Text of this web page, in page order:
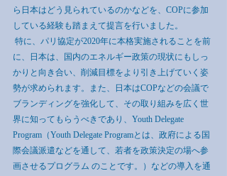
ら日本はどう見られているのかなどを、COPに参加
している経験も踏まえて提言を行いました。
に、日本は、国内のエネルギー政策の現状にもしっ
かりと向き合い、削減目標をより引き上げていく姿
勢が求められます。また、日本はCOPなどの会議で
ブランディングを強化して、その取り組みを広く世
界に知ってもらうべきであり、Youth Delegate
Program（Youth Delegate Programとは、政府による国
際会議派遣などを通して、若者を政策決定の場へ参
画させるプログラム のことです。）などの導入を通